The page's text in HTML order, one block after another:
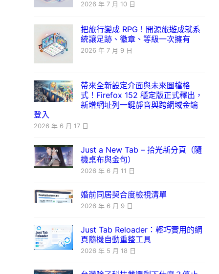
2026 年 7 月 10 日
把旅行變成 RPG！開源旅遊成就系
統讓足跡、徽章、等級一次擁有
2026 年 7 月 9 日
帶來全新設定介面與未來圖檔格
式！Firefox 152 穩定版正式釋出，
新增網址列一鍵靜音與跨網域金鑰
登入
2026 年 6 月 17 日
Just a New Tab – 拾光新分頁（隨
機桌布與金句）
2026 年 6 月 11 日
婚前同居契合度檢視清單
2026 年 6 月 9 日
Just Tab Reloader：輕巧實用的網
頁隨機自動重整工具
2026 年 5 月 18 日